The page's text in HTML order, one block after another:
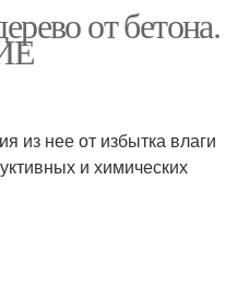
от бетона.
из нее от избытка влаги
и химических